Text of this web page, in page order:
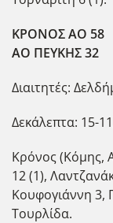
ΚΡΟΝΟΣ ΑΟ 58
ΑΟ ΠΕΥΚΗΣ 32
Διαιτητές:
Δεκάλεπτα: 15-
Κρόνος (Κόμης,
12 (1),
Κουφογιάννη 3,
Τουρλίδα.